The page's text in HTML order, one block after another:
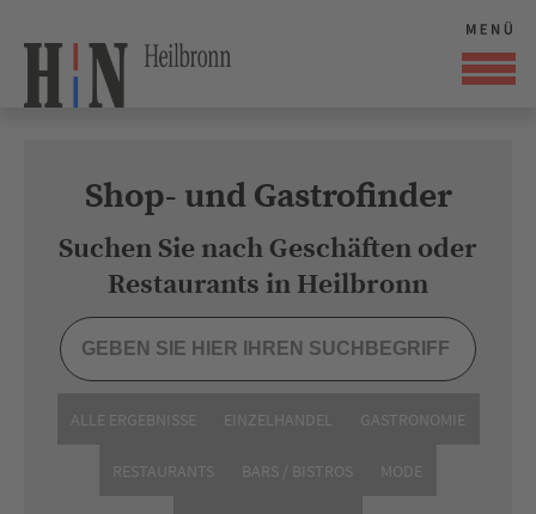
Shop- und Gastrofinder
Suchen Sie nach Geschäften oder
Restaurants in Heilbronn
ALLE ERGEBNISSE EINZELHANDEL GASTRONOMIE
RESTAURANTS BARS / BISTROS MODE